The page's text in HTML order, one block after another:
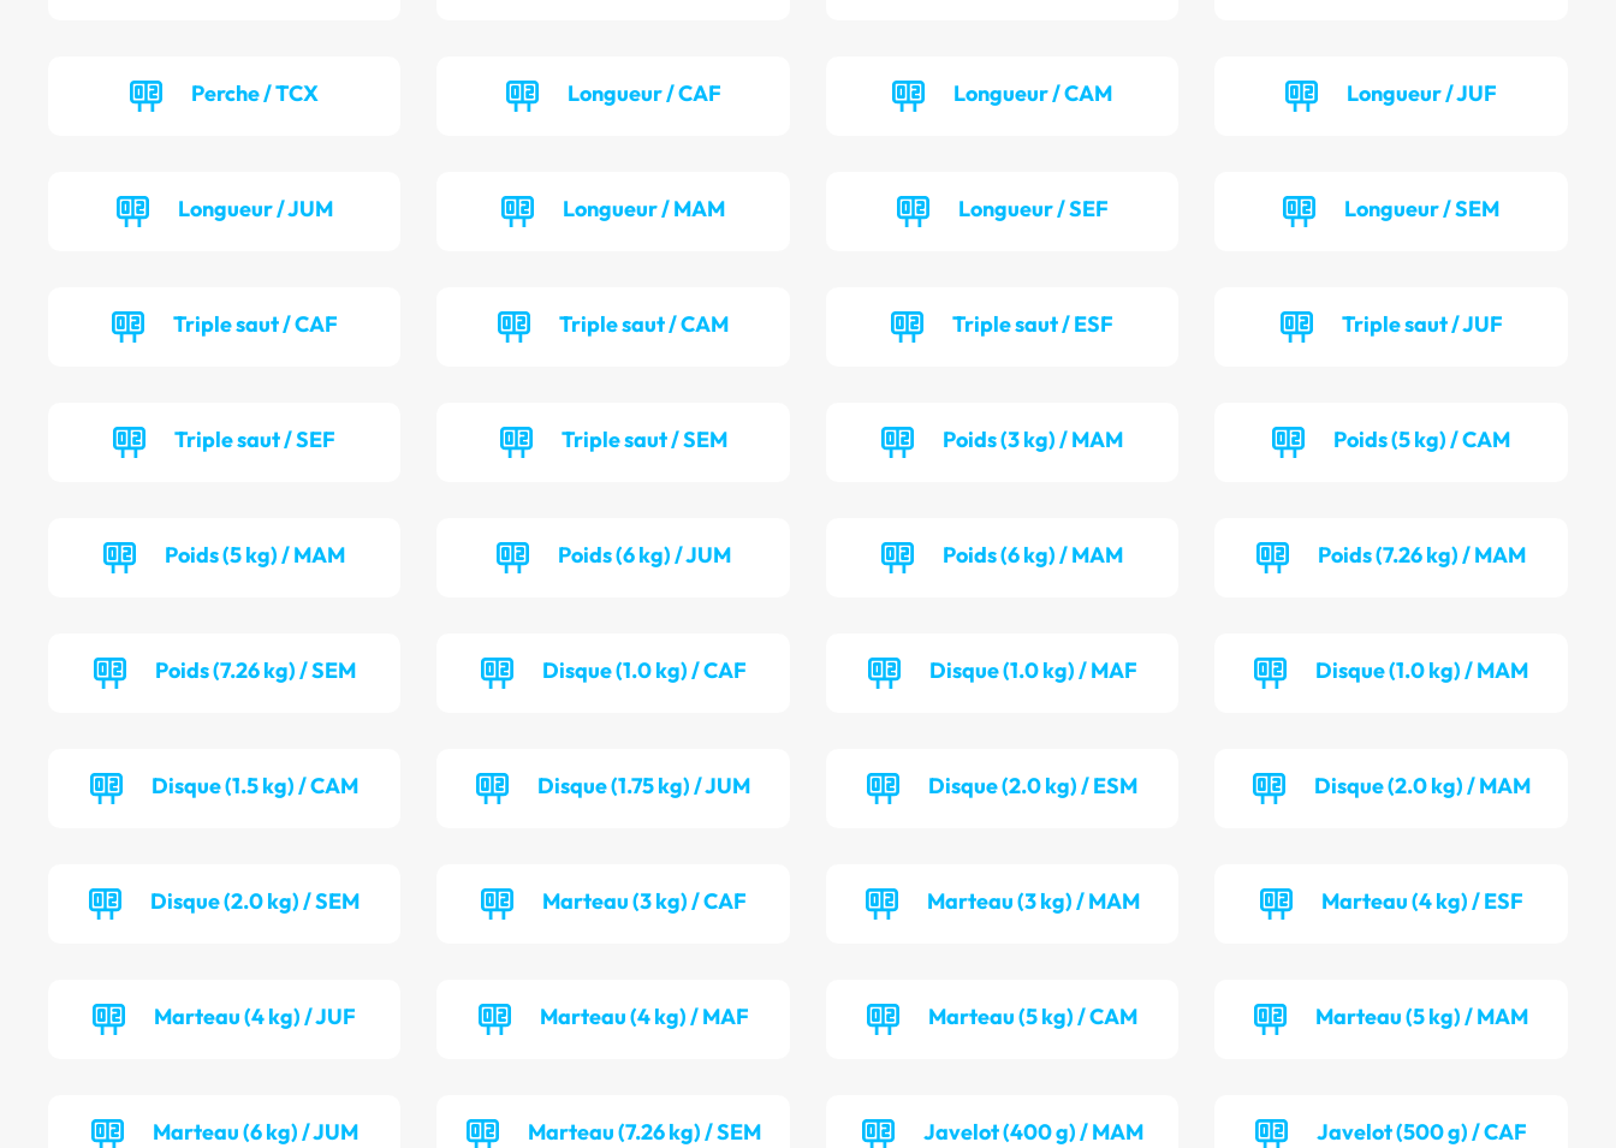
Perche / TCX Longueur / CAF Longueur / CAM Longueur / JUF
Longueur / JUM Longueur / MAM Longueur / SEF Longueur / SEM
Triple saut / CAF Triple saut / CAM Triple saut / ESF Triple saut / JUF
Triple saut / SEF Triple saut / SEM Poids (3 kg) / MAM Poids (5 kg) / CAM
Poids (5 kg) / MAM Poids (6 kg) / JUM Poids (6 kg) / MAM Poids (7.26 kg) / MAM
Poids (7.26 kg) / SEM Disque (1.0 kg) / CAF Disque (1.0 kg) / MAF Disque (1.0 kg) / MAM
Disque (1.5 kg) / CAM Disque (1.75 kg) / JUM Disque (2.0 kg) / ESM Disque (2.0 kg) / MAM
Disque (2.0 kg) / SEM Marteau (3 kg) / CAF Marteau (3 kg) / MAM Marteau (4 kg) / ESF
Marteau (4 kg) / JUF Marteau (4 kg) / MAF Marteau (5 kg) / CAM Marteau (5 kg) / MAM
Marteau (6 kg) / JUM Marteau (7.26 kg) / SEM Javelot (400 g) / MAM Javelot (500 g) / CAF